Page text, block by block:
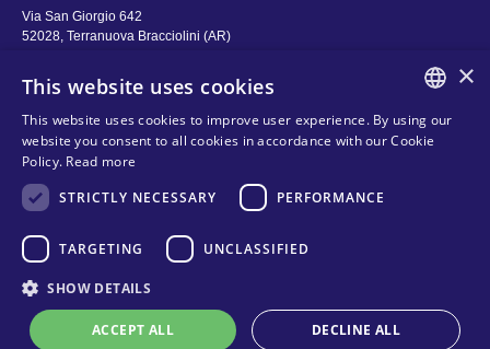
Via San Giorgio 642
52028, Terranuova Bracciolini (AR)
聯絡資訊
聯絡資訊
購買地點
常問問題
關注我們
Cookies
條款及條件
ENGLISH
×
This website uses cookies
This website uses cookies to improve user experience. By using our
website you consent to all cookies in accordance with our Cookie
Policy. Read more
STRICTLY NECESSARY
PERFORMANCE
TARGETING UNCLASSIFIED
SHOW DETAILS
ACCEPT ALL DECLINE ALL